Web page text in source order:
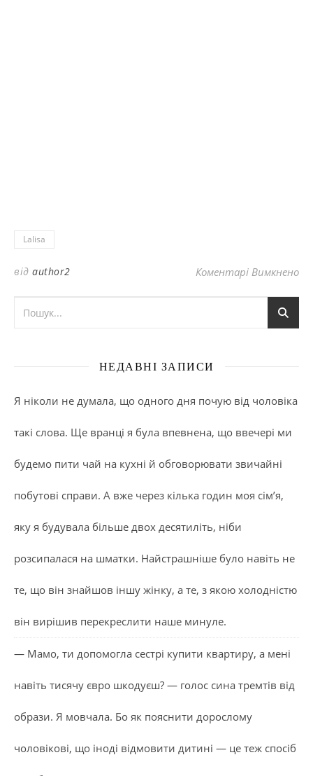
Lalisa
від author2 Коментарі Вимкненодо
НЕДАВНІ ЗАПИСИ
Я ніколи не думала, що одного дня почую від чоловіка
такі слова. Ще вранці я була впевнена, що ввечері ми
будемо пити чай на кухні й обговорювати звичайні
побутові справи. А вже через кілька годин моя сім’я,
яку я будувала більше двох десятиліть, ніби
розсипалася на шматки. Найстрашніше було навіть не
те, що він знайшов іншу жінку, а те, з якою холодністю
він вирішив перекреслити наше минуле.
— Мамо, ти допомогла сестрі купити квартиру, а мені
навіть тисячу євро шкодуєш? — голос сина тремтів від
образи. Я мовчала. Бо як пояснити дорослому
чоловікові, що іноді відмовити дитині — це теж спосіб